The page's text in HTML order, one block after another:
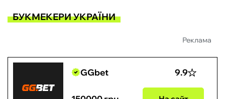
БУКМЕКЕРИ УКРАЇНИ
Реклама
GGbet 9.9